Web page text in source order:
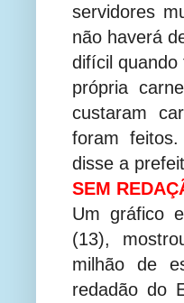
servidores
não haverá
difícil quando
própria
custaram
foram
disse a
SEM
Um gráfico
(13),
milhão de
redadão do